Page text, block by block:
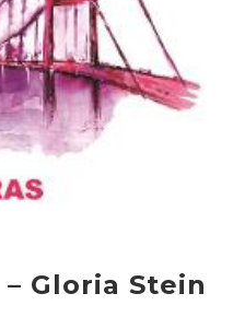
Gloria Stein